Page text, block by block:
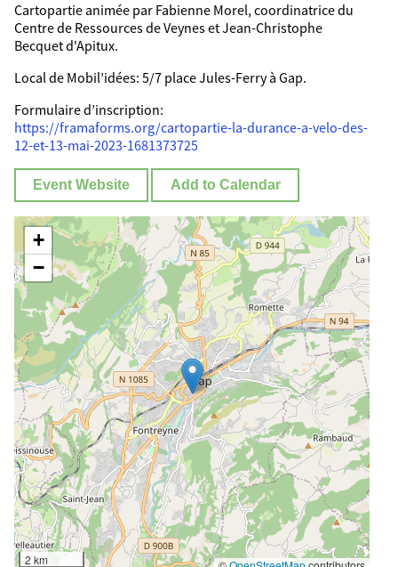
Cartopartie animée par Fabienne Morel, coordinatrice du
Centre de Ressources de Veynes et Jean-Christophe
Becquet d'Apitux.
Local de Mobil’idées: 5/7 place Jules-Ferry à Gap.
Formulaire d’inscription:
https://framaforms.org/cartopartie-la-durance-a-velo-des-
12-et-13-mai-2023-1681373725
Event Website Add to Calendar
+
−
2 km